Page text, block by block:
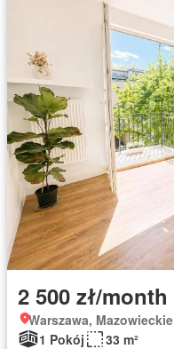
2 500 zł/month
Warszawa, Mazowieckie
1 Pokój
33 m²